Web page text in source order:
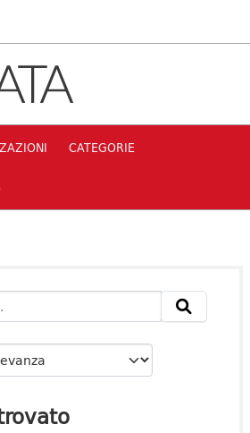
CATEGORIE